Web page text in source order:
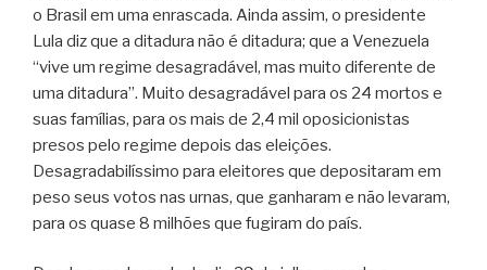
o Brasil em uma enrascada. Ainda assim, o presidente
Lula diz que a ditadura não é ditadura; que a Venezuela
“vive um regime desagradável, mas muito diferente de
uma ditadura”. Muito desagradável para os 24 mortos e
suas famílias, para os mais de 2,4 mil oposicionistas
presos pelo regime depois das eleições.
Desagradabilíssimo para eleitores que depositaram em
peso seus votos nas urnas, que ganharam e não levaram,
para os quase 8 milhões que fugiram do país.